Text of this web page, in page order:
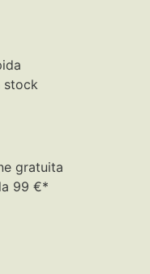
stock
gratuita
99 €*